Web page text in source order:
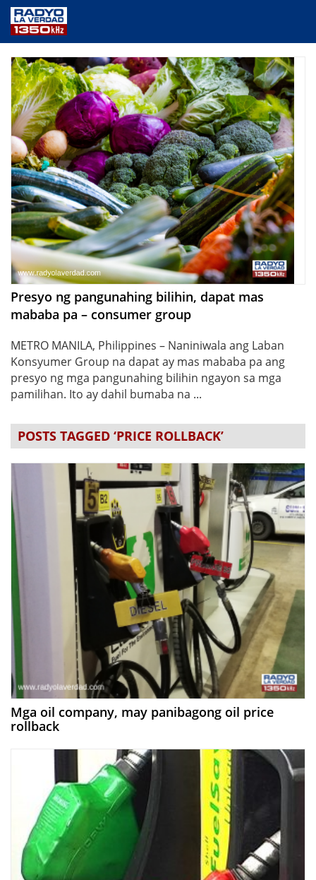
PUBLIC SERVICE
ANNOUNCEMENTS
PROGRAMS
ABOUT
CONTACT US
Presyo ng pangunahing bilihin, dapat mas
mababa pa – consumer group
METRO MANILA, Philippines – Naniniwala ang Laban
Konsyumer Group na dapat ay mas mababa pa ang
presyo ng mga pangunahing bilihin ngayon sa mga
pamilihan. Ito ay dahil bumaba na ...
POSTS TAGGED ‘PRICE ROLLBACK’
Mga oil company, may panibagong oil price
rollback